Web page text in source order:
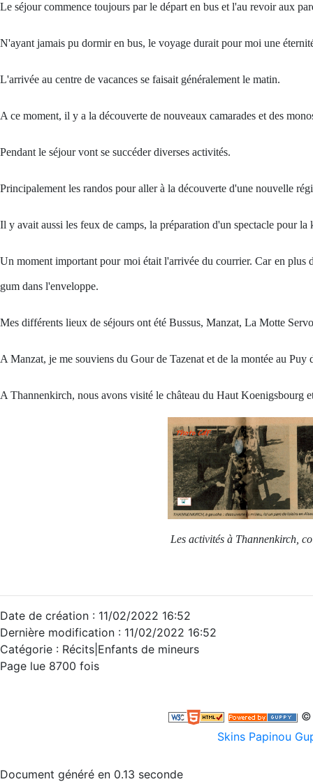
Le séjour commence toujours par le départ en bus et l'au revoir aux
N'ayant jamais pu dormir en bus, le voyage durait pour moi une
L'arrivée au centre de vacances se faisait généralement le matin.
A ce moment, il y a la découverte de nouveaux camarades et des
Pendant le séjour vont se succéder diverses activités.
Principalement les randos pour aller à la découverte d'une nouvelle
Il y avait aussi les feux de camps, la préparation d'un spectacle pour
Un moment important pour moi était l'arrivée du courrier. Car en
gum dans l'enveloppe.
Mes différents lieux de séjours ont été Bussus, Manzat, La Motte
A Manzat, je me souviens du Gour de Tazenat et de la montée au Puy
A Thannenkirch, nous avons visité le château du Haut Koenigsbourg
Les activités à Thannenkirch,
Date de création : 11/02/2022 16:52
Dernière modification : 11/02/2022 16:52
Catégorie : Récits|Enfants de mineurs
Page lue 8700 fois
©
Skins Papinou
Document généré en 0.13 seconde